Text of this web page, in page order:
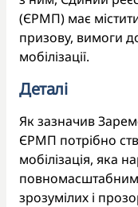
(ЄРМП) має
призову, вимоги
мобілізації.
Деталі
Як зазначив
ЄРМП потрібно
мобілізація, яка
зрозумілих і